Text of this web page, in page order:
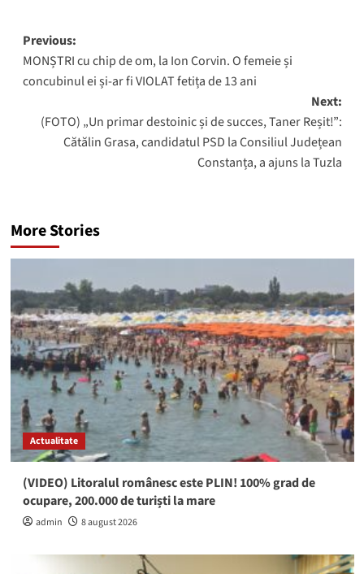
Post
navigation
Previous:
MONȘTRI cu chip de om, la Ion Corvin. O femeie și
concubinul ei și-ar fi VIOLAT fetița de 13 ani
Next:
(FOTO) „Un primar destoinic și de succes, Taner Reșit!”:
Cătălin Grasa, candidatul PSD la Consiliul Județean
Constanța, a ajuns la Tuzla
More Stories
Actualitate
(VIDEO) Litoralul românesc este PLIN! 100% grad de
ocupare, 200.000 de turiști la mare
admin 8 august 2026